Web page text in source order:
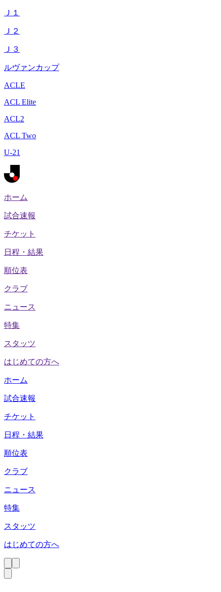
Ｊ１
Ｊ２
Ｊ３
ルヴァンカップ
ACLE
ACL Elite
ACL2
ACL Two
U-21
ホーム
試合速報
チケット
日程・結果
順位表
クラブ
ニュース
特集
スタッツ
はじめての方へ
ホーム
試合速報
チケット
日程・結果
順位表
クラブ
ニュース
特集
スタッツ
はじめての方へ